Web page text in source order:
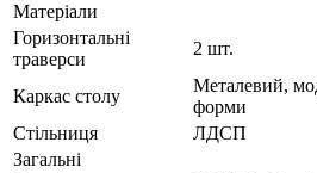
Матеріали
Горизонтальні
траверси
2 шт.
Каркас столу
Металевий,
форми
Стільниця
ЛДСП
Загальні